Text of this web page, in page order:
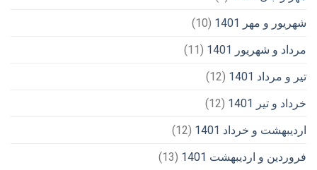
شهریور و مهر 1401
(10)
مرداد و شهریور 1401
(11)
تیر و مرداد 1401
(12)
خرداد و تیر 1401
(12)
اردیبهشت و خرداد 1401
(12)
فروردین و اردیبهشت 1401
(13)